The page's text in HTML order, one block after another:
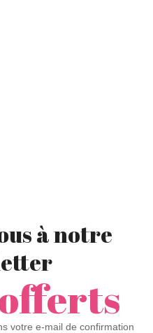
à notre
votre e-mail de confirmation